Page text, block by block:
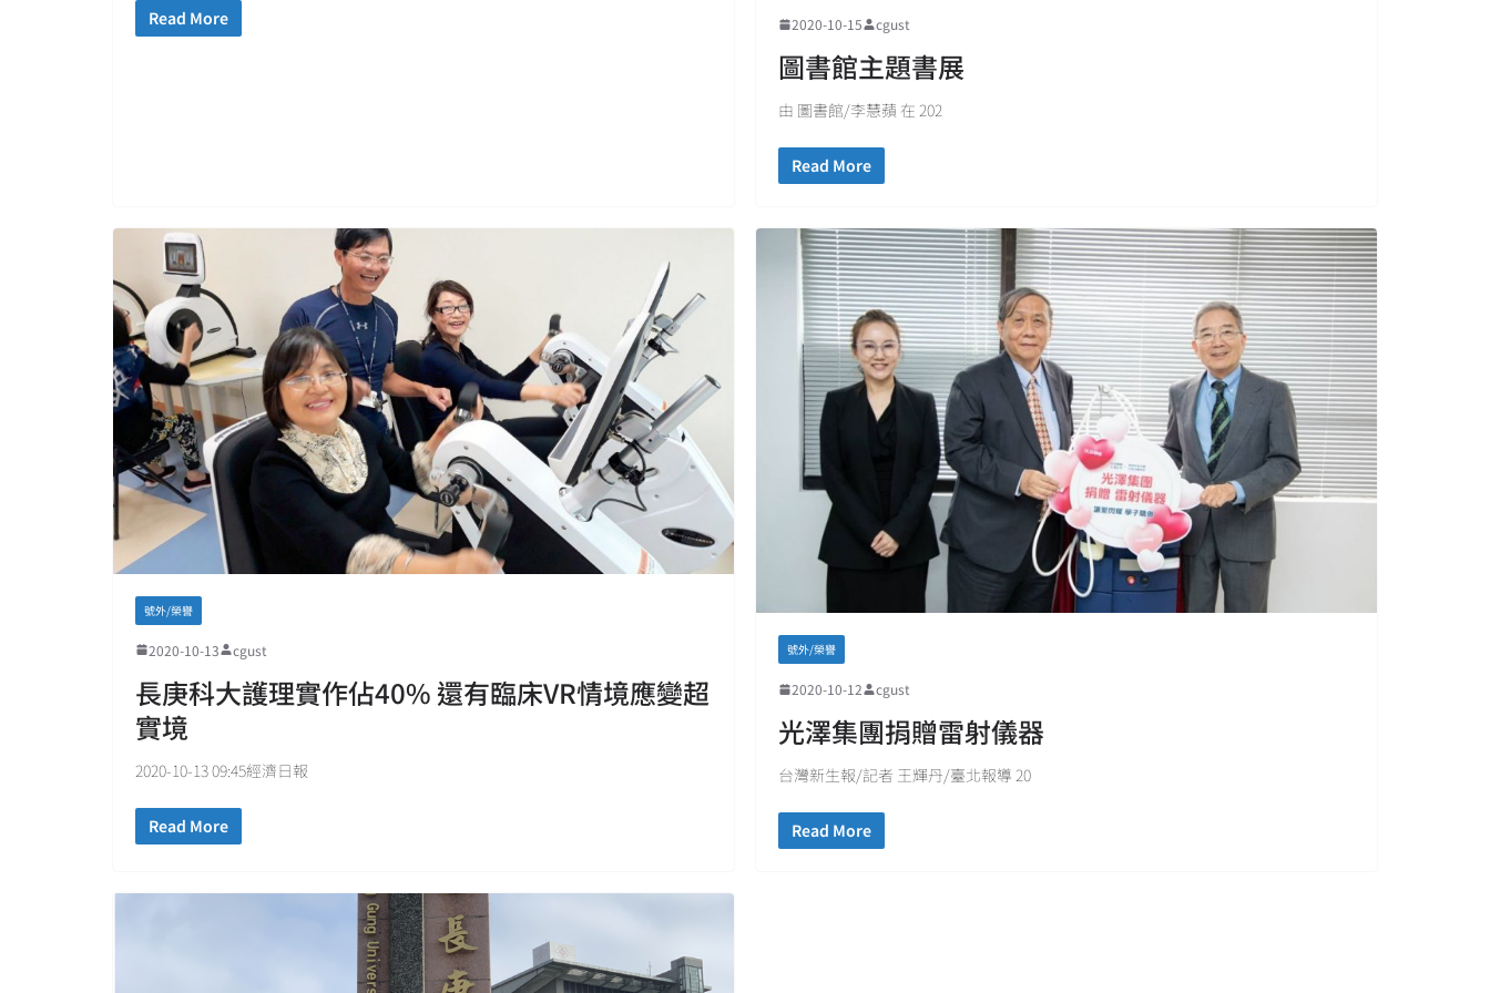
Read More 2020-10-15 cgust
圖書館主題書展
由 圖書館/李慧蘋 在 202
Read More
號外/榮譽
2020-10-13 cgust
長庚科大護理實作佔40% 還有臨床VR情境應變超
實境
2020-10-13 09:45經濟日報
Read More
號外/榮譽
2020-10-12 cgust
光澤集團捐贈雷射儀器
台灣新生報/記者 王輝丹/臺北報導 20
Read More